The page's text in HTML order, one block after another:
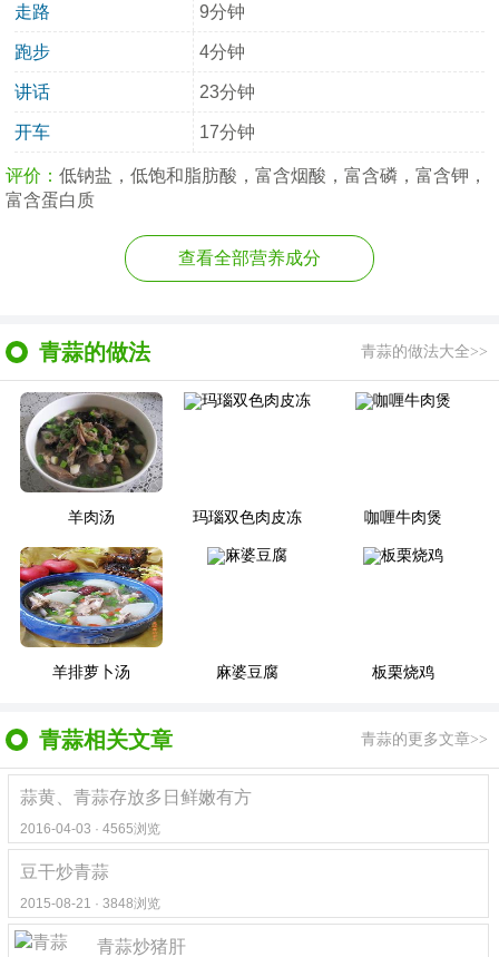
走路 9分钟
跑步 4分钟
讲话 23分钟
开车 17分钟
评价： 低钠盐，低饱和脂肪酸，富含烟酸，富含磷，富含钾，
富含蛋白质
查看全部营养成分
青蒜的做法 青蒜的做法大全>>
羊肉汤 玛瑙双色肉皮冻 咖喱牛肉煲
羊排萝卜汤 麻婆豆腐 板栗烧鸡
青蒜相关文章 青蒜的更多文章>>
蒜黄、青蒜存放多日鲜嫩有方
2016-04-03 · 4565浏览
豆干炒青蒜
2015-08-21 · 3848浏览
青蒜炒猪肝